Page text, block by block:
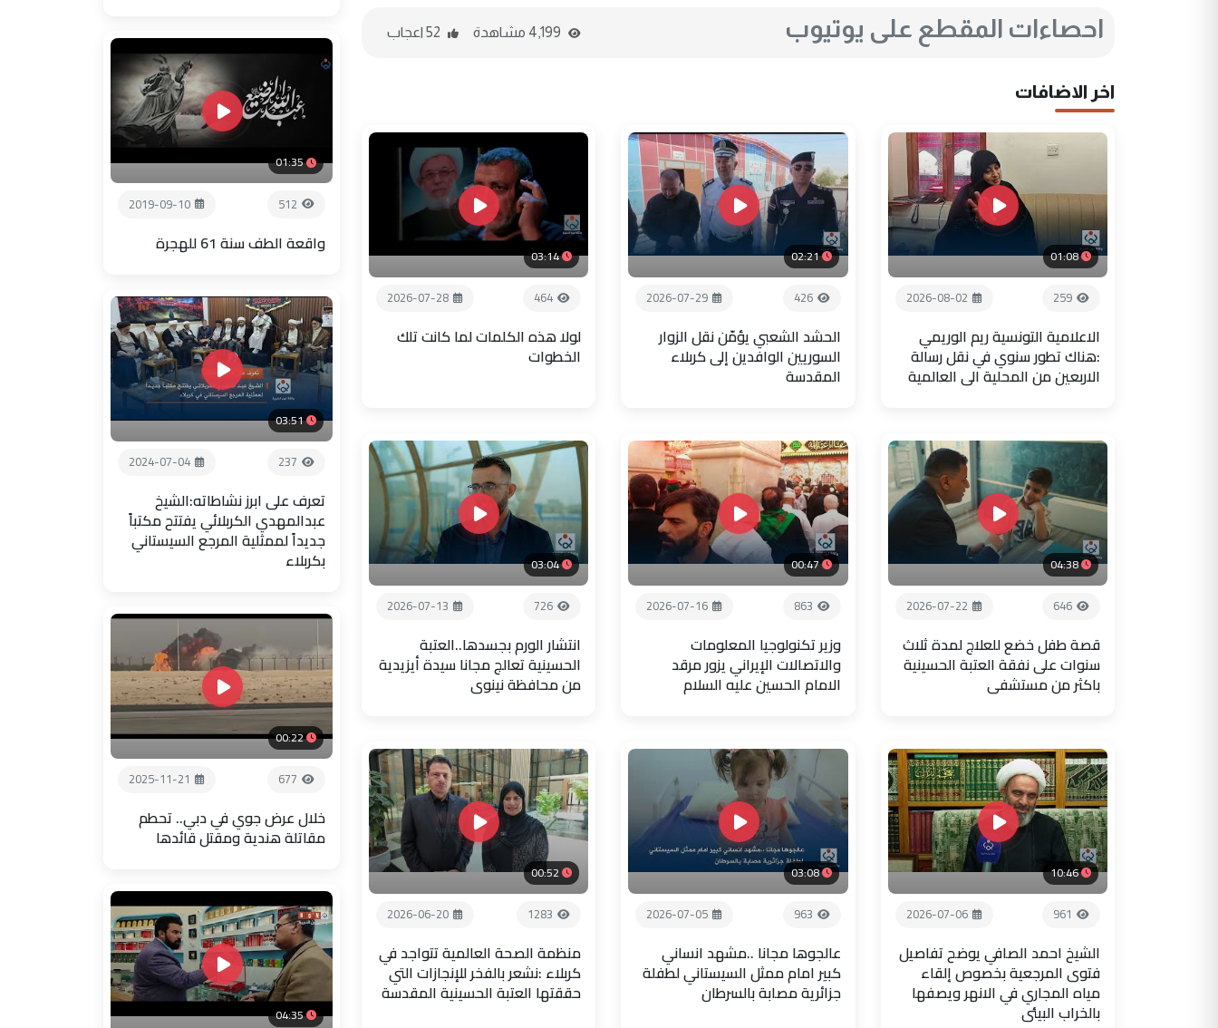
احصاءات المقطع على يوتيوب
اخر الاضافات
01:08
259
2026-08-02
الاعلامية التونسية ريم الوريمي
:هناك تطور سنوي في نقل رسالة
الاربعين من المحلية الى العالمية
02:21
426
2026-07-29
الحشد الشعبي يؤمّن نقل الزوار
السوريين الوافدين إلى كربلاء
المقدسة
03:14
464
2026-07-28
لولا هذه الكلمات لما كانت تلك
الخطوات
04:38
646
2026-07-22
قصة طفل خضع للعلاج لمدة ثلاث
سنوات على نفقة العتبة الحسينية
باكثر من مستشفى
00:47
863
2026-07-16
وزير تكنولوجيا المعلومات
والاتصالات الإيراني يزور مرقد
الامام الحسين عليه السلام
03:04
726
2026-07-13
انتشار الورم بجسدها..العتبة
الحسينية تعالج مجانا سيدة أيزيدية
من محافظة نينوى
10:46
961
2026-07-06
الشيخ احمد الصافي يوضح تفاصيل
فتوى المرجعية بخصوص إلقاء
مياه المجاري في الانهر ويصفها
بالخراب البيئي
03:08
963
2026-07-05
عالجوها مجانا ..مشهد انساني
كبير امام ممثل السيستاني لطفلة
جزائرية مصابة بالسرطان
00:52
1283
2026-06-20
منظمة الصحة العالمية تتواجد في
كربلاء :نشعر بالفخر للإنجازات التي
حققتها العتبة الحسينية المقدسة
01:35
512
2019-09-10
واقعة الطف سنة 61 للهجرة
03:51
237
2024-07-04
تعرف على ابرز نشاطاته:الشيخ
عبدالمهدي الكربلائي يفتتح مكتباً
جديداً لممثلية المرجع السيستاني
بكربلاء
00:22
677
2025-11-21
خلال عرض جوي في دبي.. تحطم
مقاتلة هندية ومقتل قائدها
04:35